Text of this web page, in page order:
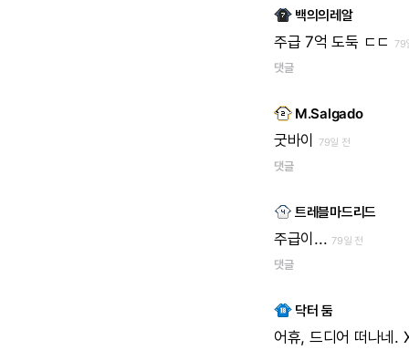
백의의레알
주급 7억 도둑 ㄷㄷ 79
댓글
M.Salgado
굿바이 79일 전
댓글
트레블마드리드
주급이... 79일 전
댓글
닥터 둠
어휴, 드디어 떠나네.